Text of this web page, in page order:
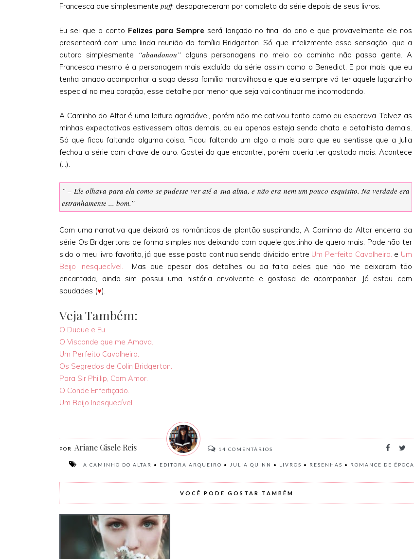
Francesca que simplesmente puff, desapareceram por completo da série depois de seus livros.
Eu sei que o conto Felizes para Sempre será lançado no final do ano e que provavelmente ele nos
presenteará com uma linda reunião da família Bridgerton. Só que infelizmente essa sensação, que a
autora simplesmente
“abandonou”alguns personagens no meio do caminho não passa gente. A
Francesca mesmo é a personagem mais excluída da série assim como o Benedict. E por mais que eu
tenha amado acompanhar a saga dessa família maravilhosa e que ela sempre vá ter aquele lugarzinho
especial no meu coração, esse detalhe por menor que seja vai continuar me incomodando.
A Caminho do Altar é uma leitura agradável, porém não me cativou tanto como eu esperava. Talvez as
minhas expectativas estivessem altas demais, ou eu apenas esteja sendo chata e detalhista demais.
Só que ficou faltando alguma coisa. Ficou faltando um algo a mais para que eu sentisse que a Julia
fechou a série com chave de ouro. Gostei do que encontrei, porém queria ter gostado mais. Acontece
(...).
“ – Ele olhava para ela como se pudesse ver até a sua alma, e não era nem um pouco esquisito. Na verdade era
estranhamente ... bom.”
Com uma narrativa que deixará os românticos de plantão suspirando, A Caminho do Altar encerra da
série Os Bridgertons de forma simples nos deixando com aquele gostinho de quero mais. Pode não ter
sido o meu livro favorito, já que esse posto continua sendo dividido entre Um Perfeito Cavalheiro. e Um
Beijo Inesquecível. Mas que apesar dos detalhes ou da falta deles que não me deixaram tão
encantada, ainda sim possui uma história envolvente e gostosa de acompanhar. Já estou com
saudades (♥).
Veja Também:
O Duque e Eu.
O Visconde que me Amava.
Um Perfeito Cavalheiro.
Os Segredos de Colin Bridgerton.
Para Sir Phillip, Com Amor.
O Conde Enfeitiçado.
Um Beijo Inesquecível.
Ariane Gisele Reis 14 COMENTÁRIOS
A CAMINHO DO ALTAR • EDITORA ARQUEIRO • JULIA QUINN • LIVROS • RESENHAS • ROMANCE DE ÉPOCA
VOCÊ PODE GOSTAR TAMBÉM